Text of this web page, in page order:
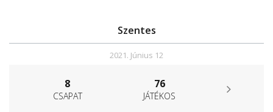
Szentes
2021. Június 12
8
CSAPAT
76
JÁTÉKOS